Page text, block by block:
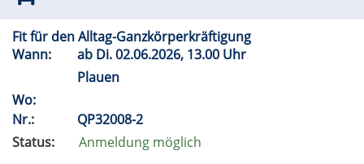
Fit für den Alltag-Ganzkörperkräftigung
Wann:
ab Di.02.06.2026, 13.00 Uhr
Plauen
Wo:
Nr.:
QP32008-2
Status:
Anmeldung möglich